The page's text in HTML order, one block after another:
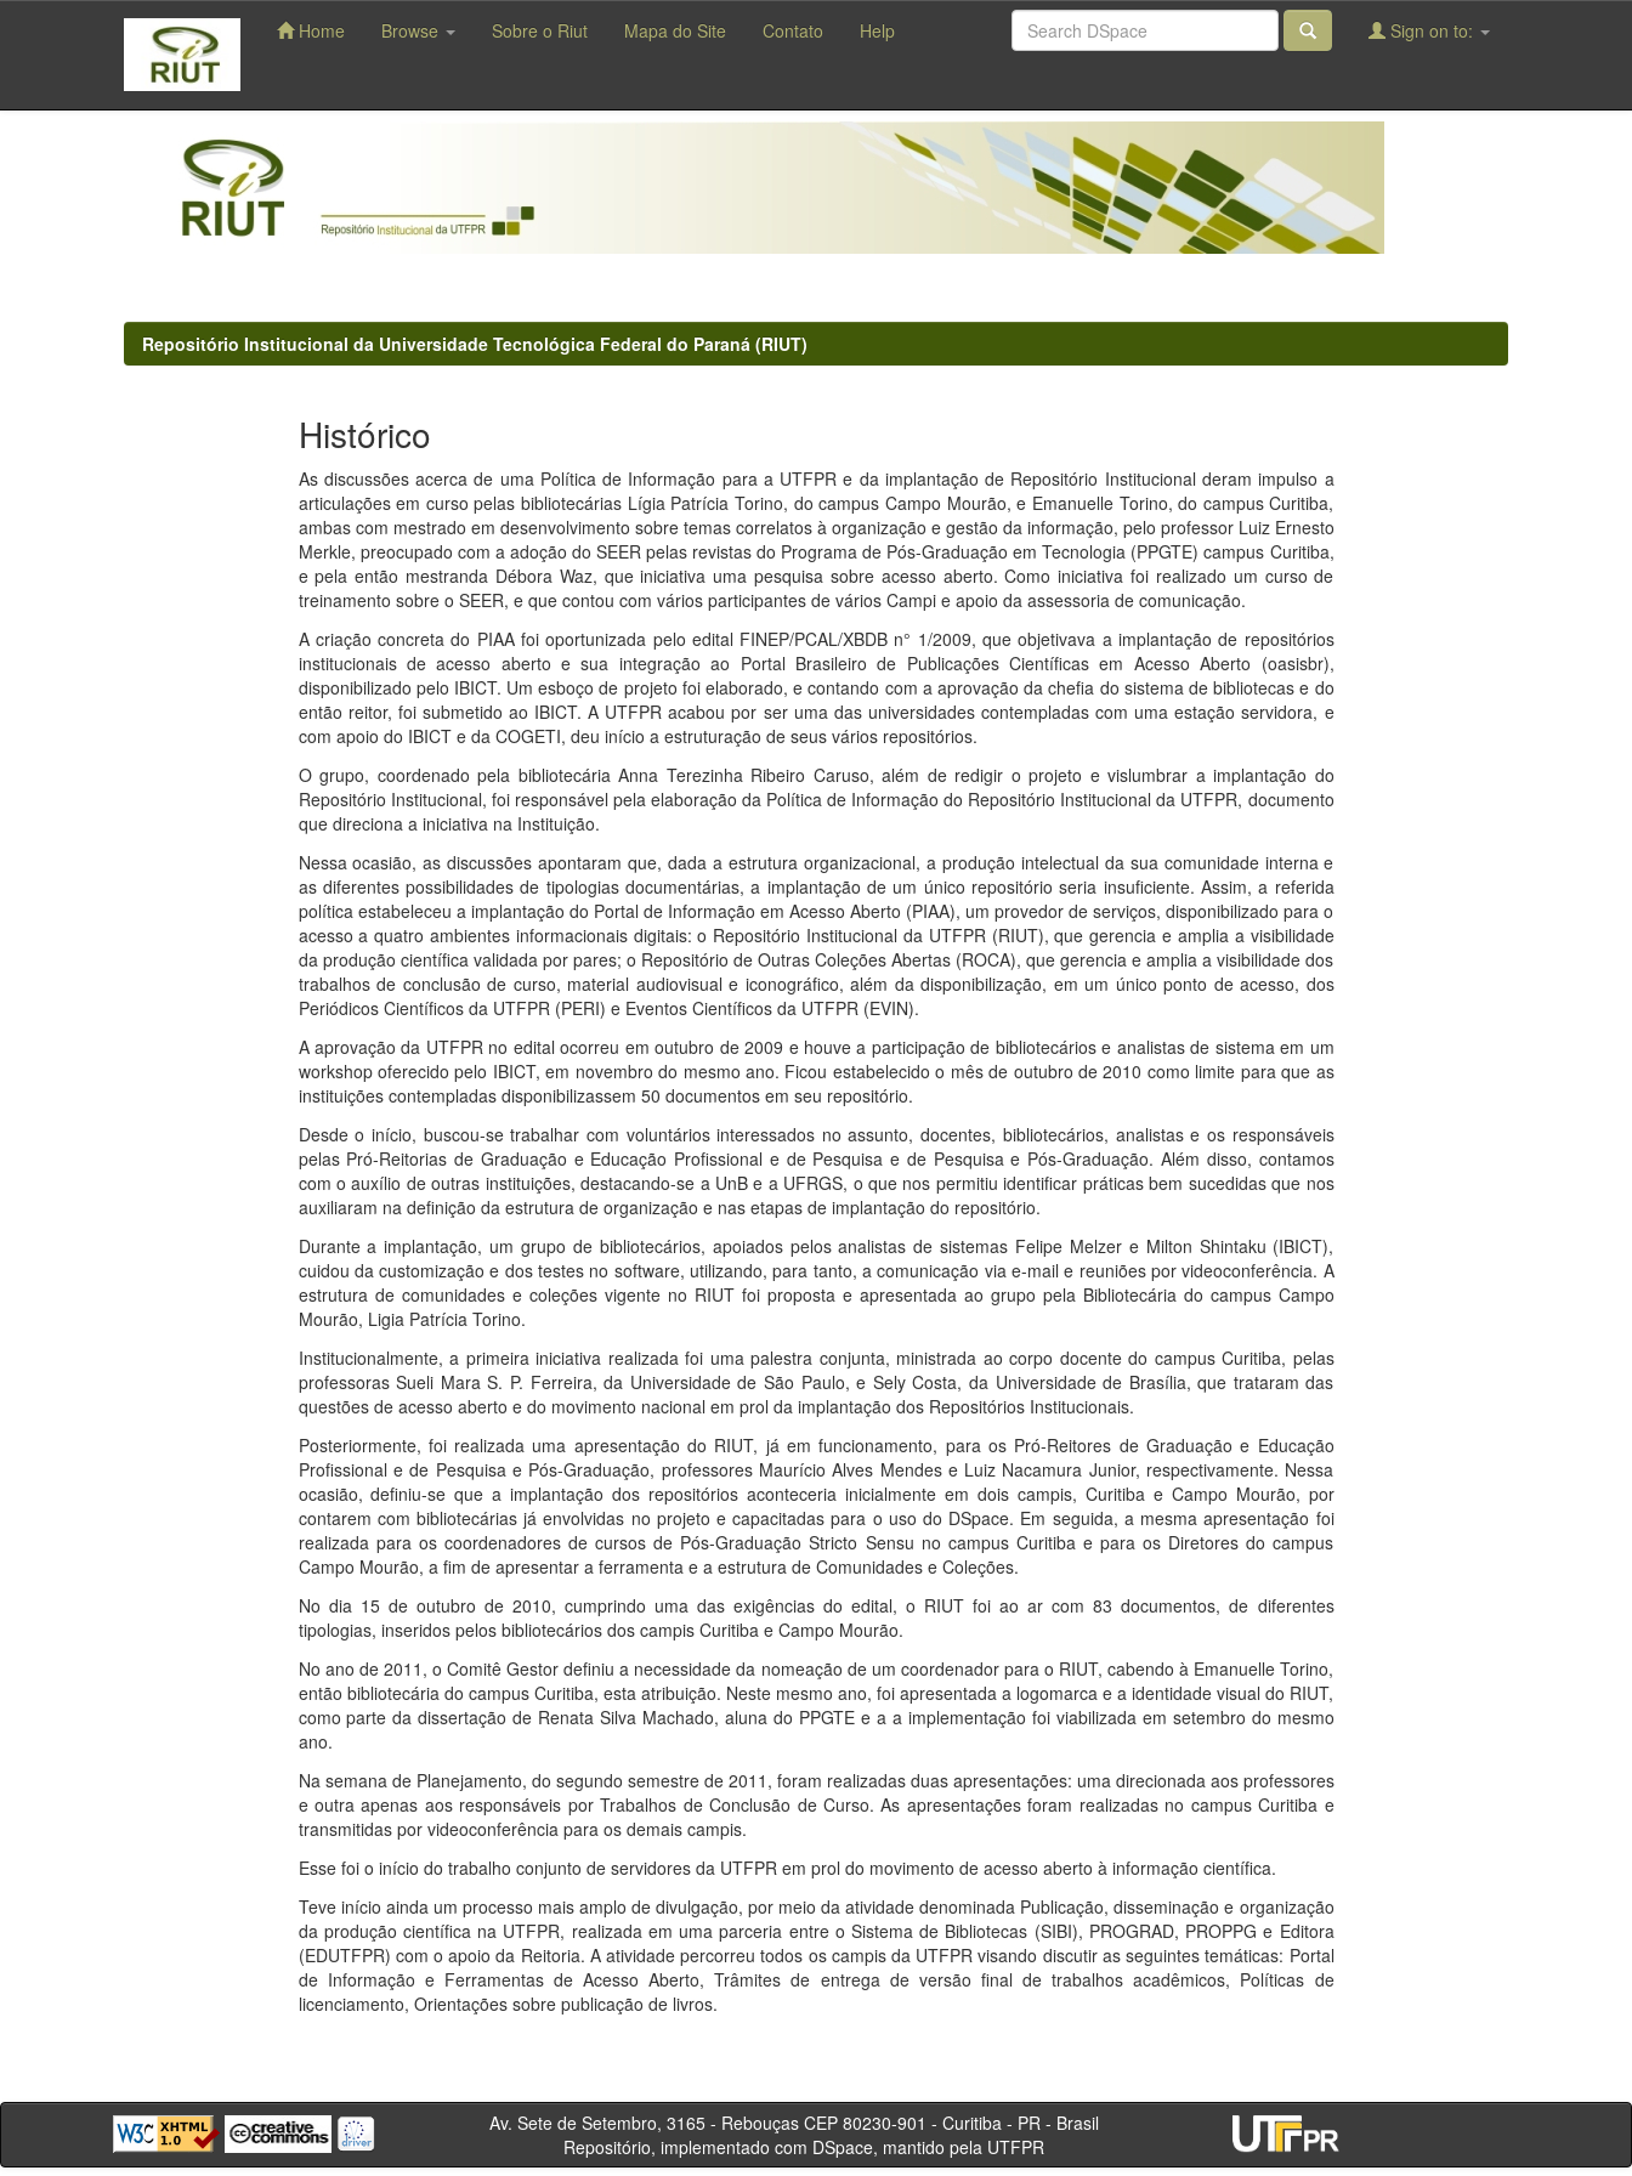
navigation
Home Browse Sobre o Riut Mapa do Site Contato Help Sign on to:
Repositório Institucional da Universidade Tecnológica Federal do Paraná (RIUT)
Histórico
As discussões acerca de uma Política de Informação para a UTFPR e da implantação de Repositório Institucional deram impulso a
articulações em curso pelas bibliotecárias Lígia Patrícia Torino, do campus Campo Mourão, e Emanuelle Torino, do campus Curitiba,
ambas com mestrado em desenvolvimento sobre temas correlatos à organização e gestão da informação, pelo professor Luiz Ernesto
Merkle, preocupado com a adoção do SEER pelas revistas do Programa de Pós-Graduação em Tecnologia (PPGTE) campus Curitiba,
e pela então mestranda Débora Waz, que iniciativa uma pesquisa sobre acesso aberto. Como iniciativa foi realizado um curso de
treinamento sobre o SEER, e que contou com vários participantes de vários Campi e apoio da assessoria de comunicação.
A criação concreta do PIAA foi oportunizada pelo edital FINEP/PCAL/XBDB n° 1/2009, que objetivava a implantação de repositórios
institucionais de acesso aberto e sua integração ao Portal Brasileiro de Publicações Científicas em Acesso Aberto (oasisbr),
disponibilizado pelo IBICT. Um esboço de projeto foi elaborado, e contando com a aprovação da chefia do sistema de bibliotecas e do
então reitor, foi submetido ao IBICT. A UTFPR acabou por ser uma das universidades contempladas com uma estação servidora, e
com apoio do IBICT e da COGETI, deu início a estruturação de seus vários repositórios.
O grupo, coordenado pela bibliotecária Anna Terezinha Ribeiro Caruso, além de redigir o projeto e vislumbrar a implantação do
Repositório Institucional, foi responsável pela elaboração da Política de Informação do Repositório Institucional da UTFPR, documento
que direciona a iniciativa na Instituição.
Nessa ocasião, as discussões apontaram que, dada a estrutura organizacional, a produção intelectual da sua comunidade interna e
as diferentes possibilidades de tipologias documentárias, a implantação de um único repositório seria insuficiente. Assim, a referida
política estabeleceu a implantação do Portal de Informação em Acesso Aberto (PIAA), um provedor de serviços, disponibilizado para o
acesso a quatro ambientes informacionais digitais: o Repositório Institucional da UTFPR (RIUT), que gerencia e amplia a visibilidade
da produção científica validada por pares; o Repositório de Outras Coleções Abertas (ROCA), que gerencia e amplia a visibilidade dos
trabalhos de conclusão de curso, material audiovisual e iconográfico, além da disponibilização, em um único ponto de acesso, dos
Periódicos Científicos da UTFPR (PERI) e Eventos Científicos da UTFPR (EVIN).
A aprovação da UTFPR no edital ocorreu em outubro de 2009 e houve a participação de bibliotecários e analistas de sistema em um
workshop oferecido pelo IBICT, em novembro do mesmo ano. Ficou estabelecido o mês de outubro de 2010 como limite para que as
instituições contempladas disponibilizassem 50 documentos em seu repositório.
Desde o início, buscou-se trabalhar com voluntários interessados no assunto, docentes, bibliotecários, analistas e os responsáveis
pelas Pró-Reitorias de Graduação e Educação Profissional e de Pesquisa e de Pesquisa e Pós-Graduação. Além disso, contamos
com o auxílio de outras instituições, destacando-se a UnB e a UFRGS, o que nos permitiu identificar práticas bem sucedidas que nos
auxiliaram na definição da estrutura de organização e nas etapas de implantação do repositório.
Durante a implantação, um grupo de bibliotecários, apoiados pelos analistas de sistemas Felipe Melzer e Milton Shintaku (IBICT),
cuidou da customização e dos testes no software, utilizando, para tanto, a comunicação via e-mail e reuniões por videoconferência. A
estrutura de comunidades e coleções vigente no RIUT foi proposta e apresentada ao grupo pela Bibliotecária do campus Campo
Mourão, Ligia Patrícia Torino.
Institucionalmente, a primeira iniciativa realizada foi uma palestra conjunta, ministrada ao corpo docente do campus Curitiba, pelas
professoras Sueli Mara S. P. Ferreira, da Universidade de São Paulo, e Sely Costa, da Universidade de Brasília, que trataram das
questões de acesso aberto e do movimento nacional em prol da implantação dos Repositórios Institucionais.
Posteriormente, foi realizada uma apresentação do RIUT, já em funcionamento, para os Pró-Reitores de Graduação e Educação
Profissional e de Pesquisa e Pós-Graduação, professores Maurício Alves Mendes e Luiz Nacamura Junior, respectivamente. Nessa
ocasião, definiu-se que a implantação dos repositórios aconteceria inicialmente em dois campis, Curitiba e Campo Mourão, por
contarem com bibliotecárias já envolvidas no projeto e capacitadas para o uso do DSpace. Em seguida, a mesma apresentação foi
realizada para os coordenadores de cursos de Pós-Graduação Stricto Sensu no campus Curitiba e para os Diretores do campus
Campo Mourão, a fim de apresentar a ferramenta e a estrutura de Comunidades e Coleções.
No dia 15 de outubro de 2010, cumprindo uma das exigências do edital, o RIUT foi ao ar com 83 documentos, de diferentes
tipologias, inseridos pelos bibliotecários dos campis Curitiba e Campo Mourão.
No ano de 2011, o Comitê Gestor definiu a necessidade da nomeação de um coordenador para o RIUT, cabendo à Emanuelle Torino,
então bibliotecária do campus Curitiba, esta atribuição. Neste mesmo ano, foi apresentada a logomarca e a identidade visual do RIUT,
como parte da dissertação de Renata Silva Machado, aluna do PPGTE e a a implementação foi viabilizada em setembro do mesmo
ano.
Na semana de Planejamento, do segundo semestre de 2011, foram realizadas duas apresentações: uma direcionada aos professores
e outra apenas aos responsáveis por Trabalhos de Conclusão de Curso. As apresentações foram realizadas no campus Curitiba e
transmitidas por videoconferência para os demais campis.
Esse foi o início do trabalho conjunto de servidores da UTFPR em prol do movimento de acesso aberto à informação científica.
Teve início ainda um processo mais amplo de divulgação, por meio da atividade denominada Publicação, disseminação e organização
da produção científica na UTFPR, realizada em uma parceria entre o Sistema de Bibliotecas (SIBI), PROGRAD, PROPPG e Editora
(EDUTFPR) com o apoio da Reitoria. A atividade percorreu todos os campis da UTFPR visando discutir as seguintes temáticas: Portal
de Informação e Ferramentas de Acesso Aberto, Trâmites de entrega de versão final de trabalhos acadêmicos, Políticas de
licenciamento, Orientações sobre publicação de livros.
Av. Sete de Setembro, 3165 - Rebouças CEP 80230-901 - Curitiba - PR - Brasil
Repositório, implementado com DSpace, mantido pela UTFPR